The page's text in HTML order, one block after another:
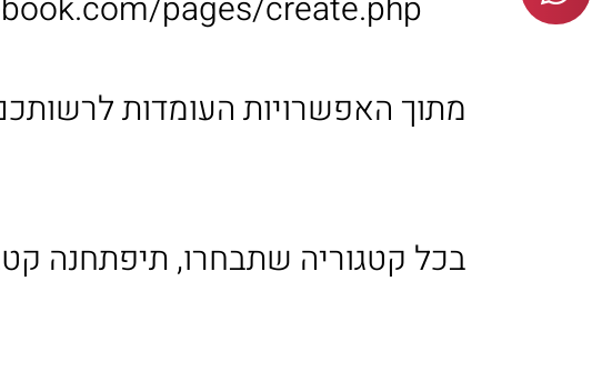
pages/create.php
מתוך האפשרויות העומדות
בכל קטגוריה שתבחרו, תיפתחנה